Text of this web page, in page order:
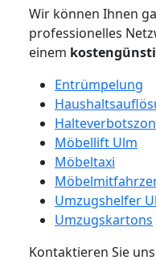
Wir können Ihnen
professionelles
einem
Entrümpelung
Möbellift Ulm
Möbeltaxi
Umzugshelfer
Umzugskartons
Kontaktieren Sie